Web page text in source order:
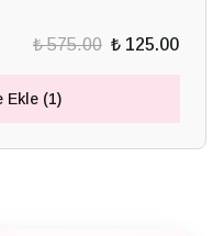
₺ 575.00 ₺ 125.00
Ekle (1)